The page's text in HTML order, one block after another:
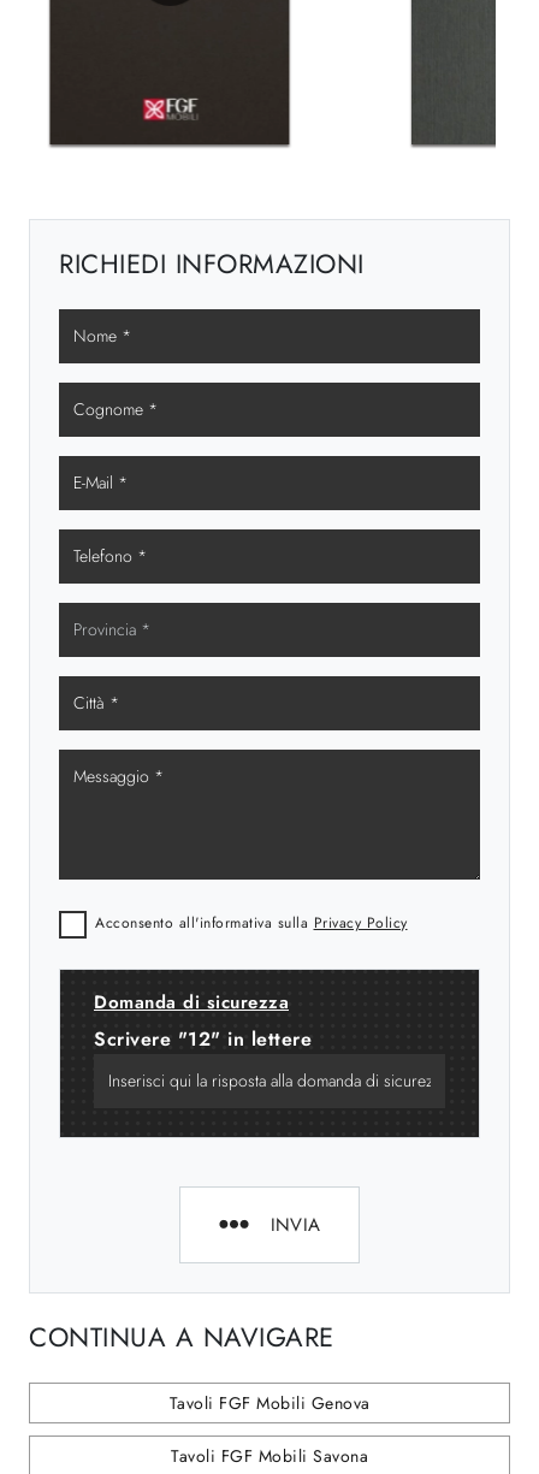
RICHIEDI INFORMAZIONI
Acconsento all'informativa sulla Privacy Policy
Domanda di sicurezza
Scrivere "12" in lettere
INVIA
CONTINUA A NAVIGARE
Tavoli FGF Mobili Genova
Tavoli FGF Mobili Savona